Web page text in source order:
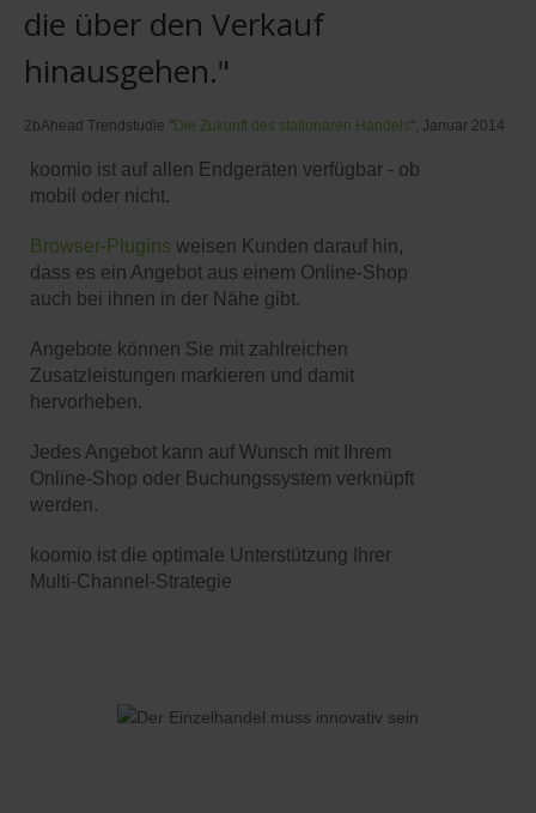
die über den Verkauf
hinausgehen."
2bAhead Trendstudie "Die Zukunft des stationären Handels ", Januar 2014
koomio ist auf allen Endgeräten verfügbar - ob
mobil oder nicht.
Browser-Plugins weisen Kunden darauf hin,
dass es ein Angebot aus einem Online-Shop
auch bei ihnen in der Nähe gibt.
Angebote können Sie mit zahlreichen
Zusatzleistungen markieren und damit
hervorheben.
Jedes Angebot kann auf Wunsch mit Ihrem
Online-Shop oder Buchungssystem verknüpft
werden.
koomio ist die optimale Unterstützung Ihrer
Multi-Channel-Strategie